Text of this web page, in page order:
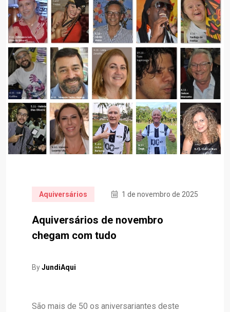
Aquiversários 1 de novembro de 2025
Aquiversários de novembro
chegam com tudo
ByJundiAqui
São mais de 50 os aniversariantes deste